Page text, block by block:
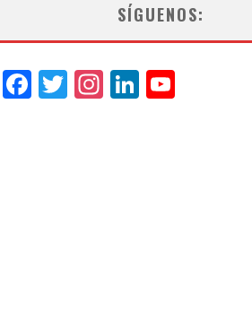
SÍGUENOS:
Facebook
Twitter
Instagram
LinkedIn